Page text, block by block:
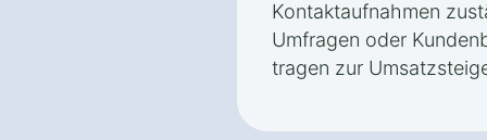
Kontaktaufnahmen
Umfragen oder
tragen zur